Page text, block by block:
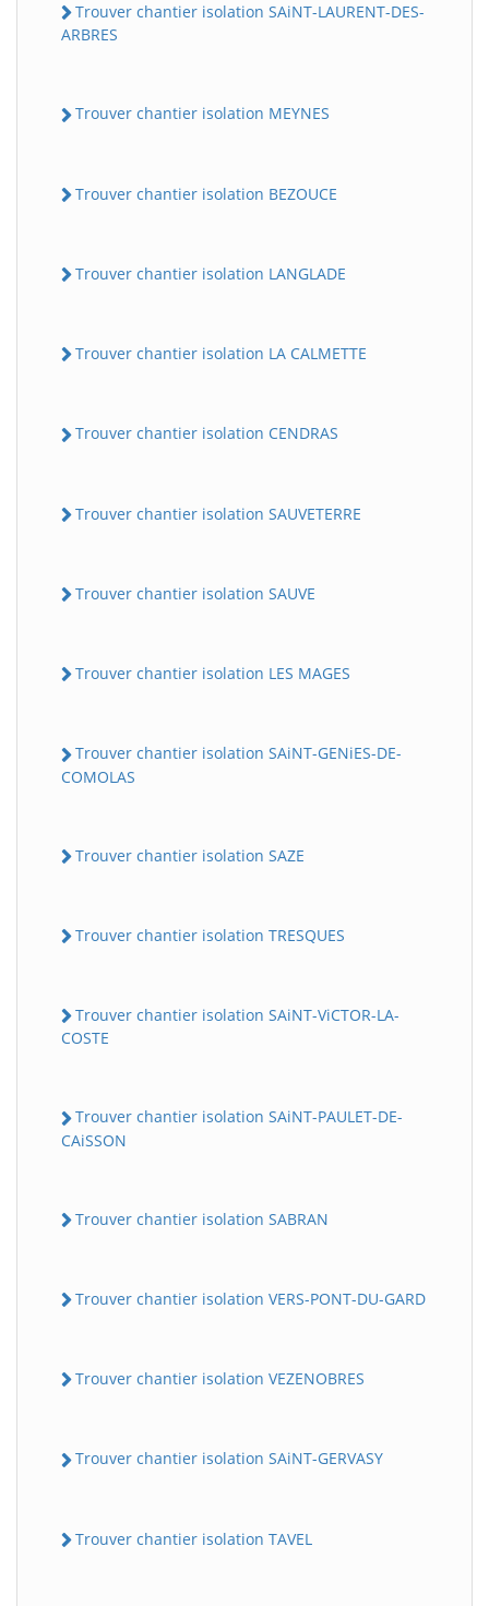
Trouver chantier isolation SAiNT-LAURENT-DES-
ARBRES
Trouver chantier isolation MEYNES
Trouver chantier isolation BEZOUCE
Trouver chantier isolation LANGLADE
Trouver chantier isolation LA CALMETTE
Trouver chantier isolation CENDRAS
Trouver chantier isolation SAUVETERRE
Trouver chantier isolation SAUVE
Trouver chantier isolation LES MAGES
Trouver chantier isolation SAiNT-GENiES-DE-
COMOLAS
Trouver chantier isolation SAZE
Trouver chantier isolation TRESQUES
Trouver chantier isolation SAiNT-ViCTOR-LA-
COSTE
Trouver chantier isolation SAiNT-PAULET-DE-
CAiSSON
Trouver chantier isolation SABRAN
Trouver chantier isolation VERS-PONT-DU-GARD
Trouver chantier isolation VEZENOBRES
Trouver chantier isolation SAiNT-GERVASY
Trouver chantier isolation TAVEL